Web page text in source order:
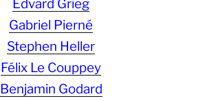
Edvard Grieg
Gabriel Pierné
Stephen Heller
Félix Le Couppey
Benjamin Godard